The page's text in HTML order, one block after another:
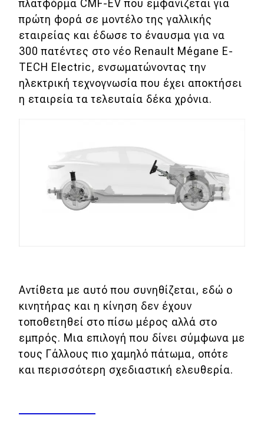
Classic
Νέα
Παρουσιάσεις
DRIVE Away
Μεταχειρισμένο
Οδηγός αγοράς
Συμβουλές
ΚΤΕΟ
Οδική βοήθεια
eDRIVE
DRIVE USED
πλατφόρμα CMF-EV που εμφανίζεται για
πρώτη φορά σε μοντέλο της γαλλικής
εταιρείας και έδωσε το έναυσμα για να
300 πατέντες στο νέο Renault Mégane E-
TECH Electric, ενσωματώνοντας την
ηλεκτρική τεχνογνωσία που έχει αποκτήσει
η εταιρεία τα τελευταία δέκα χρόνια.
Αντίθετα με αυτό που συνηθίζεται, εδώ ο
κινητήρας και η κίνηση δεν έχουν
τοποθετηθεί στο πίσω μέρος αλλά στο
εμπρός. Μια επιλογή που δίνει σύμφωνα με
τους Γάλλους πιο χαμηλό πάτωμα, οπότε
και περισσότερη σχεδιαστική ελευθερία.